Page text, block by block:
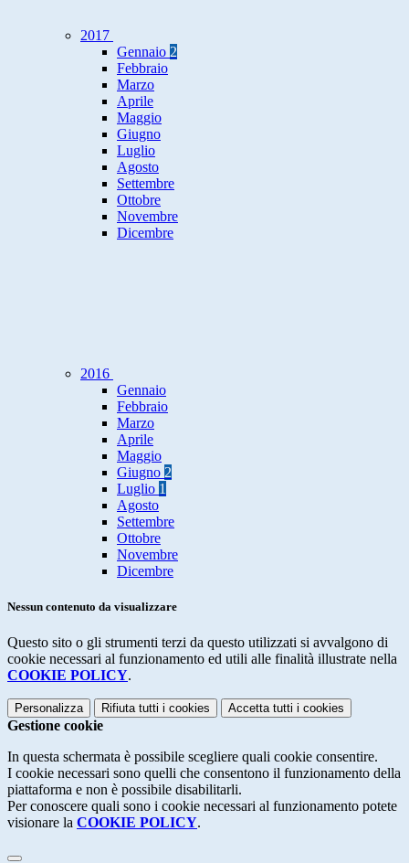
2017
Gennaio 2
Febbraio
Marzo
Aprile
Maggio
Giugno
Luglio
Agosto
Settembre
Ottobre
Novembre
Dicembre
2016
Gennaio
Febbraio
Marzo
Aprile
Maggio
Giugno 2
Luglio 1
Agosto
Settembre
Ottobre
Novembre
Dicembre
Nessun contenuto da visualizzare
Questo sito o gli strumenti terzi da questo utilizzati si avvalgono di
cookie necessari al funzionamento ed utili alle finalità illustrate nella
COOKIE POLICY.
Personalizza Rifiuta tutti i cookies Accetta tutti i cookies
Gestione cookie
In questa schermata è possibile scegliere quali cookie consentire.
I cookie necessari sono quelli che consentono il funzionamento della
piattaforma e non è possibile disabilitarli.
Per conoscere quali sono i cookie necessari al funzionamento potete
visionare la COOKIE POLICY.